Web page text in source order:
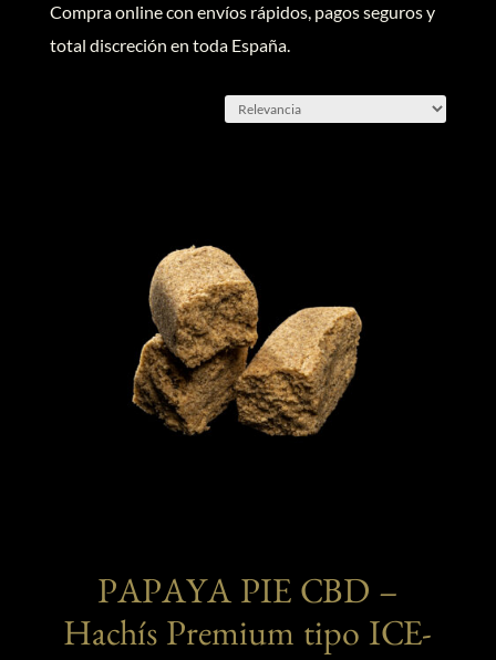
Compra online con envíos rápidos, pagos seguros y
total discreción en toda España.
PAPAYA PIE CBD –
Hachís Premium tipo ICE-